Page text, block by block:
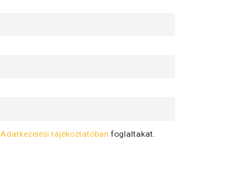
Adatkezelési tájékoztatóban foglaltakat.